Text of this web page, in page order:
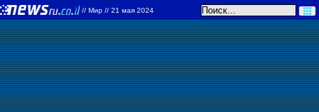
// Мир // 21 мая 2024